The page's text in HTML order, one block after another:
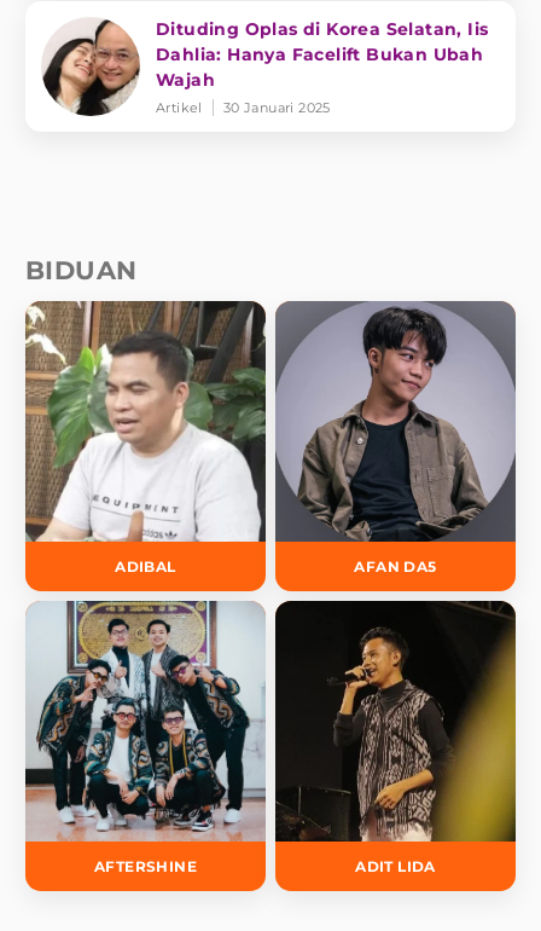
Dituding Oplas di Korea Selatan, Iis
Dahlia: Hanya Facelift Bukan Ubah
Wajah
Artikel 30 Januari 2025
BIDUAN
ADIBAL AFAN DA5
AFTERSHINE ADIT LIDA